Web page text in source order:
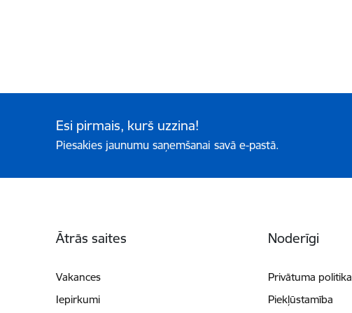
Esi pirmais, kurš uzzina!
Piesakies jaunumu saņemšanai savā e-pastā.
Ātrās saites
Vakances
Iepirkumi
Noderīgi
Privātuma politika
Piekļūstamība